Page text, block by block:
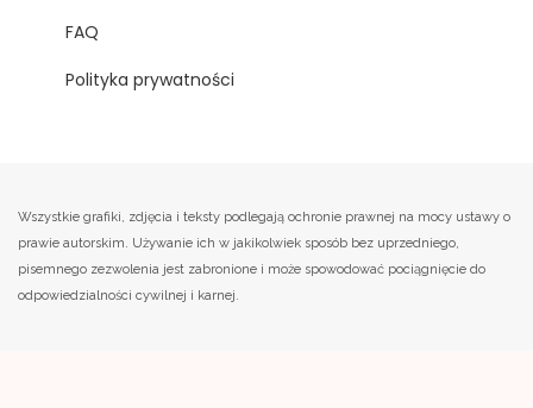
FAQ
Polityka prywatności
Wszystkie grafiki, zdjęcia i teksty podlegają ochronie prawnej na mocy ustawy o
prawie autorskim. Używanie ich w jakikolwiek sposób bez uprzedniego,
pisemnego zezwolenia jest zabronione i może spowodować pociągnięcie do
odpowiedzialności cywilnej i karnej.